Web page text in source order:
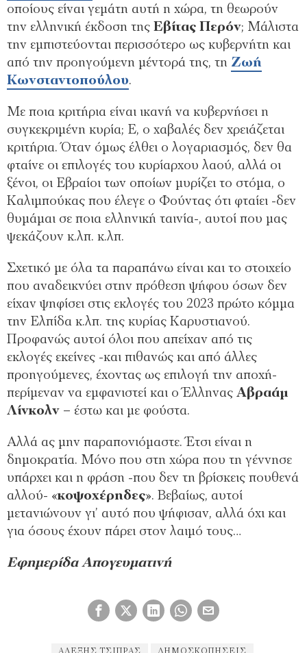
οποίους είναι γεμάτη αυτή η χώρα, τη θεωρούν
την ελληνική έκδοση της Εβίτας Περόν; Μάλιστα
την εμπιστεύονται περισσότερο ως κυβερνήτη και
από την προηγούμενη μέντορά της, τη Ζωή
Κωνσταντοπούλου.
Με ποια κριτήρια είναι ικανή να κυβερνήσει η
συγκεκριμένη κυρία; Ε, ο χαβαλές δεν χρειάζεται
κριτήρια. Όταν όμως έλθει ο λογαριασμός, δεν θα
φταίνε οι επιλογές του κυρίαρχου λαού, αλλά οι
ξένοι, οι Εβραίοι των οποίων μυρίζει το στόμα, ο
Καλιμπούκας που έλεγε ο Φούντας ότι φταίει -δεν
θυμάμαι σε ποια ελληνική ταινία-, αυτοί που μας
ψεκάζουν κ.λπ. κ.λπ.
Σχετικό με όλα τα παραπάνω είναι και το στοιχείο
που αναδεικνύει στην πρόθεση ψήφου όσων δεν
είχαν ψηφίσει στις εκλογές του 2023 πρώτο κόμμα
την Ελπίδα κ.λπ. της κυρίας Καρυστιανού.
Προφανώς αυτοί όλοι που απείχαν από τις
εκλογές εκείνες -και πιθανώς και από άλλες
προηγούμενες, έχοντας ως επιλογή την αποχή-
περίμεναν να εμφανιστεί και ο Έλληνας Αβραάμ
Λίνκολν – έστω και με φούστα.
Αλλά ας μην παραπονιόμαστε. Έτσι είναι η
δημοκρατία. Μόνο που στη χώρα που τη γέννησε
υπάρχει και η φράση -που δεν τη βρίσκεις πουθενά
αλλού- «κοψοχέρηδες». Βεβαίως, αυτοί
μετανιώνουν γι’ αυτό που ψήφισαν, αλλά όχι και
για όσους έχουν πάρει στον λαιμό τους…
Εφημερίδα Απογευματινή